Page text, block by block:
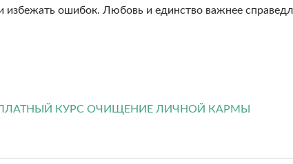
избежать ошибок. Любовь и единство важнее